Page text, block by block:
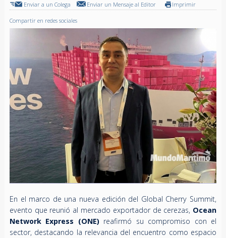
Enviar a un Colega Enviar un Mensaje al Editor Imprimir
Compartir en redes sociales
En el marco de una nueva edición del Global Cherry Summit,
evento que reunió al mercado exportador de cerezas, Ocean
Network Express (ONE)reafirmó su compromiso con el
sector, destacando la relevancia del encuentro como espacio